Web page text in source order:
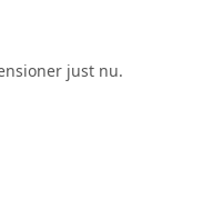
just nu.